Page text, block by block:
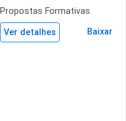
Propostas Formativas
Ver detalhes Baixar